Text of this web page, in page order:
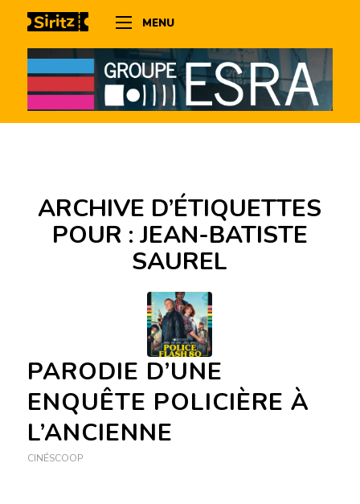
MENU
ARCHIVE D’ÉTIQUETTES
POUR : JEAN-BATISTE
SAUREL
PARODIE D’UNE
ENQUÊTE POLICIÈRE À
L’ANCIENNE
CINÉSCOOP